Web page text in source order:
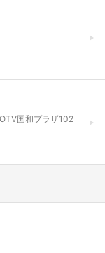
国和プラザ102